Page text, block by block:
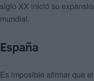
siglo XX inició su
mundial.
España
Es imposible afirmar que